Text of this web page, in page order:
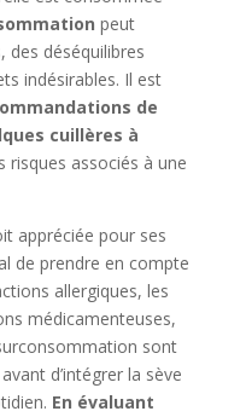
peut
des déséquilibres
indésirables. Il est
de
cuillères à
risques associés à une
appréciée pour ses
de prendre en compte
allergiques, les
médicamenteuses,
sont
d’intégrer la sève
En évaluant